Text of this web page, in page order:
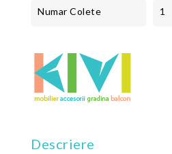
Numar Colete 1
Descriere